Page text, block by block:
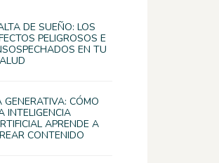
DE SUEÑO: LOS
PELIGROSOS E
EN TU
GENERATIVA: CÓMO
INTELIGENCIA
APRENDE A
CONTENIDO